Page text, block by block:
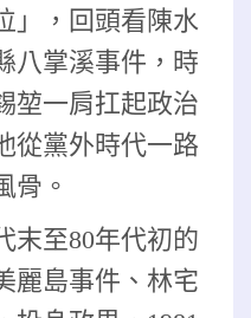
」，回頭看陳水
八掌溪事件， 時
堃一肩扛起政治
從黨外時代一路
骨。
末至80年代初的
麗島事件、林宅